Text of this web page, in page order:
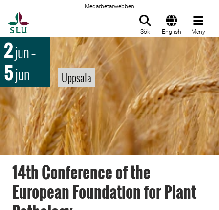
Medarbetarwebben
Sök English Meny
2jun–
5jun Uppsala
14th Conference of the
European Foundation for Plant